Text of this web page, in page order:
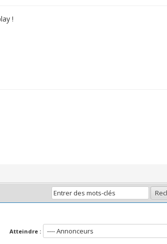
!
Atteindre :